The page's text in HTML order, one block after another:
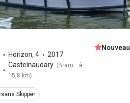
Horizon, 4
2017
Castelnaudary ( Bram : à
15,8 km)
Nouveau
sans Skipper